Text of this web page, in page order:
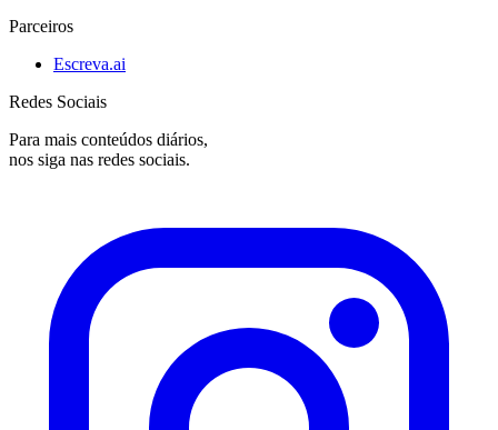
Parceiros
Escreva.ai
Redes Sociais
Para mais conteúdos diários,
nos siga nas redes sociais.